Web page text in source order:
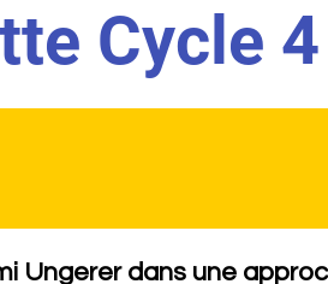
Cycle
Ungerer dans une